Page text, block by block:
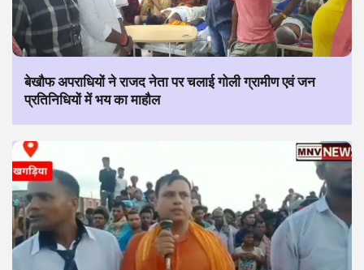
बेखौफ अपराधियों ने राजद नेता पर चलाई गोली ग्रामीण एवं जन
प्रतिनिधियों में भय का माहौल